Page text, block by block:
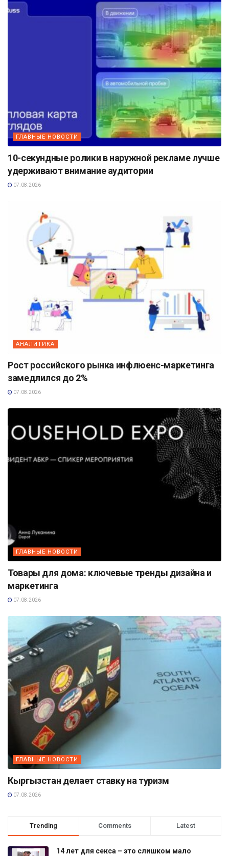
ГЛАВНЫЕ НОВОСТИ
10-секундные ролики в наружной рекламе лучше
удерживают внимание аудитории
07.08.2026
АНАЛИТИКА
Рост российского рынка инфлюенс-маркетинга
замедлился до 2%
07.08.2026
ГЛАВНЫЕ НОВОСТИ
Товары для дома: ключевые тренды дизайна и
маркетинга
07.08.2026
ГЛАВНЫЕ НОВОСТИ
Кыргызстан делает ставку на туризм
07.08.2026
Trending Comments Latest
14 лет для секса – это слишком мало